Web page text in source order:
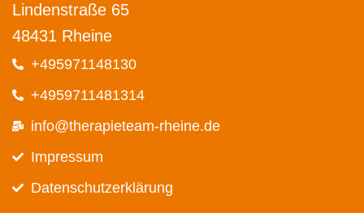
Lindenstraße 65
48431 Rheine
+495971148130
+4959711481314
info@therapieteam-rheine.de
Impressum
Datenschutz­erklärung